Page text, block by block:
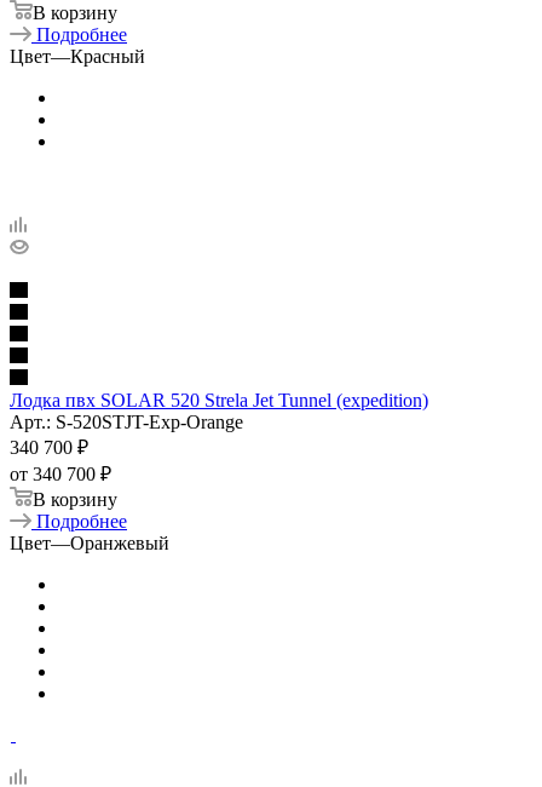
В корзину
Подробнее
Цвет—Красный
Лодка пвх SOLAR 520 Strela Jet Tunnel (expedition)
Арт.: S-520STJT-Exp-Orange
340 700 ₽
от 340 700 ₽
В корзину
Подробнее
Цвет—Оранжевый